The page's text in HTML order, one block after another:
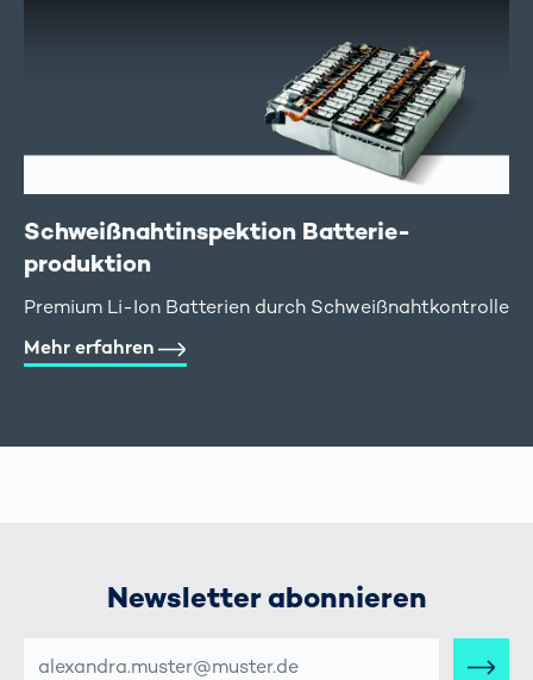
Schweißnaht­inspektion Batterie­
produktion
Premium Li-Ion Batterien durch Schweißnahtkontrolle
Mehr erfahren
Newsletter abonnieren
MAIL-